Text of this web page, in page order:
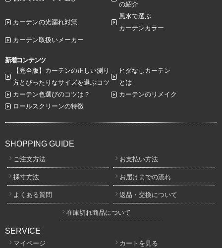
の紹介
カーテンの光漏れ対策
風水で選ぶ
カーテンカラー
カーテン取扱いメーカー
新着コンテンツ
【完全版】カーテンの正しい測り
方とぴったりなサイズを選ぶコツ
ヒダなしカーテン
とは
カーテン色選びのコツは？
カーテンのリメイク
ロールスクリーンの特徴
SHOPPING GUIDE
ご注文方法 お支払い方法
採寸方法 お届けまでの流れ
よくある質問 返品・交換について
在庫切れ商品について
SERVICE
マイページ カートを見る